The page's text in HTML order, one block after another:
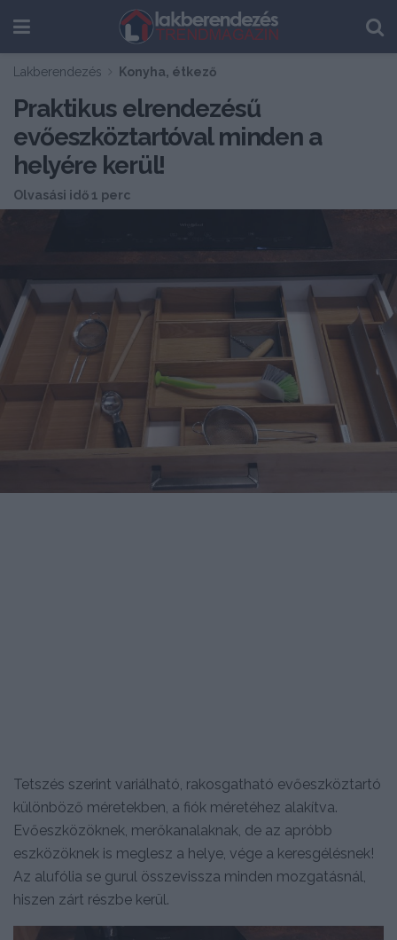
Lakberendezés Konyha, étkező
Praktikus elrendezésű
evőeszköztartóval minden a
helyére kerül!
Olvasási idő 1 perc
Tetszés szerint variálható, rakosgatható evőeszköztartó
különböző méretekben, a fiók méretéhez alakítva.
Evőeszközöknek, merőkanalaknak, de az apróbb
eszközöknek is meglesz a helye, vége a keresgélésnek!
Az alufólia se gurul összevissza minden mozgatásnál,
hiszen zárt részbe kerül.